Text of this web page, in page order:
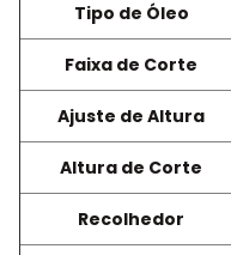
Tipo de Óleo
Faixa de Corte
Ajuste de Altura
Altura de Corte
Recolhedor